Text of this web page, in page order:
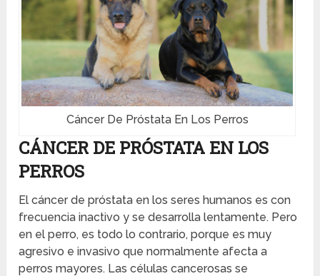
Cáncer De Próstata En Los Perros
CÁNCER DE PRÓSTATA EN LOS
PERROS
El cáncer de próstata en los seres humanos es con
frecuencia inactivo y se desarrolla lentamente. Pero
en el perro, es todo lo contrario, porque es muy
agresivo e invasivo que normalmente afecta a
perros mayores. Las células cancerosas se